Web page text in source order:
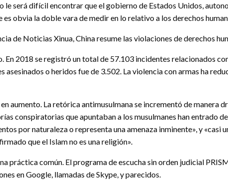
le será difícil encontrar que el gobierno de Estados Unidos,
obvia la doble vara de medir en lo relativo a los derechos
de Noticias Xinua, China resume las violaciones de derechos
En 2018 se registró un total de 57.103 incidentes relacionados
asesinados o heridos fue de 3.502. La violencia con armas ha
aumento. La retórica antimusulmana se incrementó de manera
conspiratorias que apuntaban a los musulmanes han entrado
por naturaleza o representa una amenaza inminente», y
que el Islam no es una religión».
práctica común. El programa de escucha sin orden judicial
en Google, llamadas de Skype, y parecidos.